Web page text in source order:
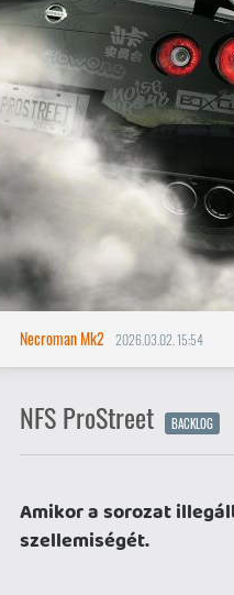
Necroman Mk2 2026.03.02. 15:54
NFS ProStreet BACKLOG
Amikor a sorozat
szellemiségét.